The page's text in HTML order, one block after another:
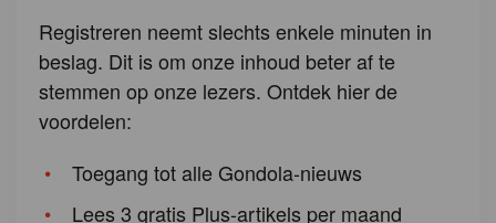
Registreren neemt slechts enkele minuten in
beslag. Dit is om onze inhoud beter af te
stemmen op onze lezers. Ontdek hier de
voordelen:
Toegang tot alle Gondola-nieuws
Lees 3 gratis Plus-artikels per maand